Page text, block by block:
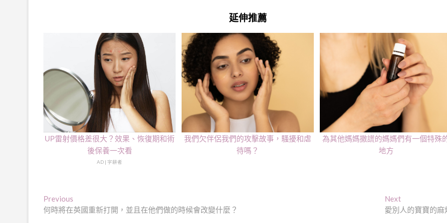
延伸推薦
UP雷射價格差很大？效果、恢復期和術
後保養一次看
AD | 字耕者
我們欠伴侶我們的攻擊故事，騷擾和虐
待嗎？
為其他媽媽撒謊的媽媽們有一個特殊
地方
文
章
Previous
post:
何時將在英國重新打開，並且在他們做的時候會改變什麼？
NextNext
post:
愛別人的寶寶的麻